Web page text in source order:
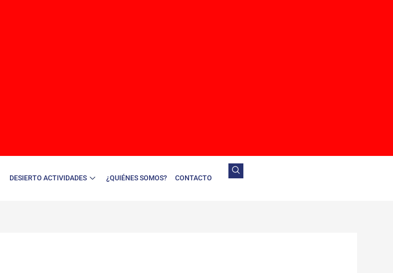
DESIERTO ACTIVIDADES ¿QUIÉNES SOMOS? CONTACTO